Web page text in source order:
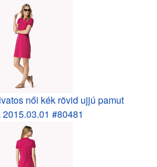
női kék rövid ujjú pamut
#80481